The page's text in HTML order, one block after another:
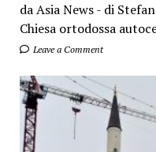
da Asia News - di
Chiesa ortodossa
Leave a Comment